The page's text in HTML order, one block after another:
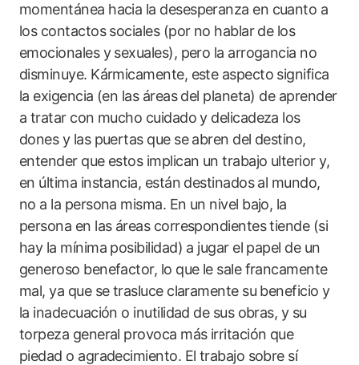
momentánea hacia la desesperanza en cuanto a
los contactos sociales (por no hablar de los
emocionales y sexuales), pero la arrogancia no
disminuye. Kármicamente, este aspecto significa
la exigencia (en las áreas del planeta) de aprender
a tratar con mucho cuidado y delicadeza los
dones y las puertas que se abren del destino,
entender que estos implican un trabajo ulterior y,
en última instancia, están destinados al mundo,
no a la persona misma. En un nivel bajo, la
persona en las áreas correspondientes tiende (si
hay la mínima posibilidad) a jugar el papel de un
generoso benefactor, lo que le sale francamente
mal, ya que se trasluce claramente su beneficio y
la inadecuación o inutilidad de sus obras, y su
torpeza general provoca más irritación que
piedad o agradecimiento. El trabajo sobre sí